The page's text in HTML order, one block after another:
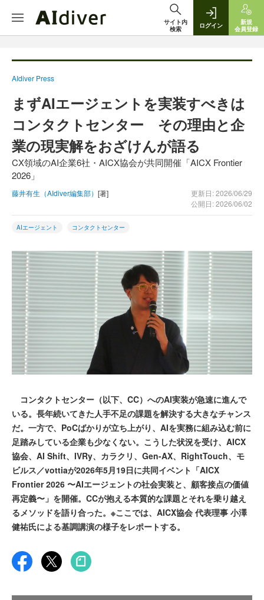
サイト内
検索
ログイン
新規
会員登録
AIdiver Press
まずAIエージェントを実装すべきは
コンタクトセンター その理由と企
業の現実解をおざけんが語る
CX領域のAI企業6社・AICX協会が共同開催「AICX Frontier
2026」
藤井有生（AIdiver編集部） [著]
更新日: 2026/06/29
公開日: 2026/06/02
AIエージェント コンタクトセンター
コンタクトセンター（以下、CC）へのAI実装が急速に進んで
いる。長年続いてきた人手不足の課題を解決する大きなチャンス
だ。一方で、PoCばかりが立ち上がり、AIを実務に組み込む前に
足踏みしている企業も少なくない。こうした状況を受け、AICX
協会、AI Shift、IVRy、カラクリ、Gen-AX、RightTouch、モ
ビルス／vottiaが2026年5月19日に共同イベント「AICX
Frontier 2026 〜AIエージェントの社会実装と、顧客接点の価値
再定義〜」を開催。CCが抱える本質的な課題とそれを乗り越え
るメソッドを語り合った。※ここでは、AICX協会 代表理事 小澤
健祐氏による基調講演の様子をレポートする。